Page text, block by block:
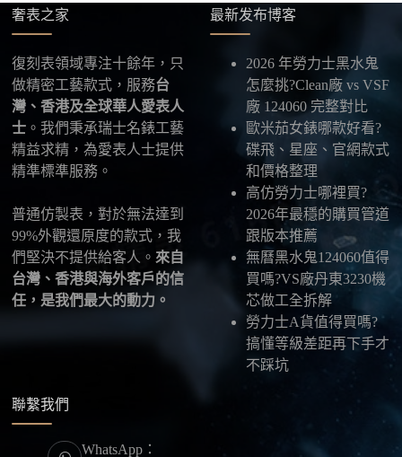
外地區
，運費會依照目的地與物流方案另行報價，客
服在出貨前會跟您確認清楚。
最後：喜歡就別拖太久，有些熱門款現貨數量有
限，早一步確認，就能早一點戴上喜歡的腕錶。
奢表之家
復刻表領域專注十餘年，只
做精密工藝款式，服務台
灣、香港及全球華人愛表人
士 。我們秉承瑞士名錶工藝
精益求精，為愛表人士提供
精準標準服務。
普通仿製表，對於無法達到
99%外觀還原度的款式，我
們堅決不提供給客人。 來自
台灣、香港與海外客戶的信
任，是我們最大的動力。
最新发布博客
2026 年勞力士黑水鬼
怎麼挑?Clean廠 vs VSF
廠 124060 完整對比
歐米茄女錶哪款好看?
碟飛、星座、官網款式
和價格整理
高仿勞力士哪裡買?
2026年最穩的購買管道
跟版本推薦
無曆黑水鬼124060值得
買嗎?VS廠丹東3230機
芯做工全拆解
勞力士A貨值得買嗎?
搞懂等級差距再下手才
不踩坑
聯繫我們
WhatsApp：